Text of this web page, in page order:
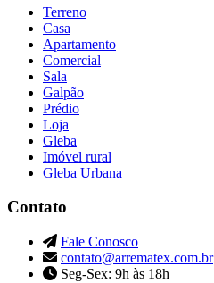
Terreno
Casa
Apartamento
Comercial
Sala
Galpão
Prédio
Loja
Gleba
Imóvel rural
Gleba Urbana
Contato
Fale Conosco
contato@arrematex.com.br
Seg-Sex: 9h às 18h